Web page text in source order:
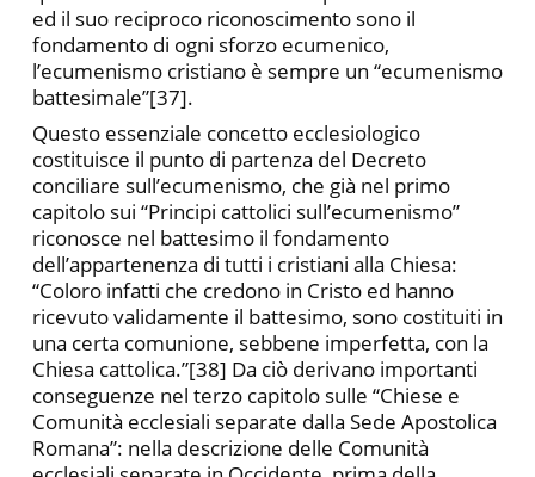
ed il suo reciproco riconoscimento sono il
fondamento di ogni sforzo ecumenico,
l’ecumenismo cristiano è sempre un “ecumenismo
battesimale”[37].
Questo essenziale concetto ecclesiologico
costituisce il punto di partenza del Decreto
conciliare sull’ecumenismo, che già nel primo
capitolo sui “Principi cattolici sull’ecumenismo”
riconosce nel battesimo il fondamento
dell’appartenenza di tutti i cristiani alla Chiesa:
“Coloro infatti che credono in Cristo ed hanno
ricevuto validamente il battesimo, sono costituiti in
una certa comunione, sebbene imperfetta, con la
Chiesa cattolica.”[38] Da ciò derivano importanti
conseguenze nel terzo capitolo sulle “Chiese e
Comunità ecclesiali separate dalla Sede Apostolica
Romana”: nella descrizione delle Comunità